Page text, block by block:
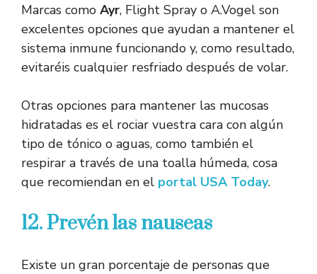
Marcas como Ayr, Flight Spray o A.Vogel son
excelentes opciones que ayudan a mantener el
sistema inmune funcionando y, como resultado,
evitaréis cualquier resfriado después de volar.
Otras opciones para mantener las mucosas
hidratadas es el rociar vuestra cara con algún
tipo de tónico o aguas, como también el
respirar a través de una toalla húmeda, cosa
que recomiendan en el portal USA Today.
12. Prevén las nauseas
Existe un gran porcentaje de personas que